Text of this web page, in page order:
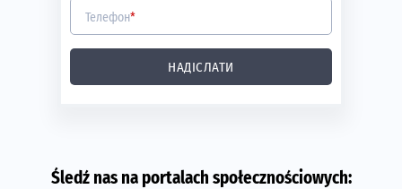
Телефон*
НАДІСЛАТИ
Śledź nas na portalach społecznościowych: